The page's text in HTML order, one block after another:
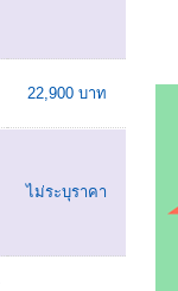
22,900 บาท
ไม่ระบุราคา